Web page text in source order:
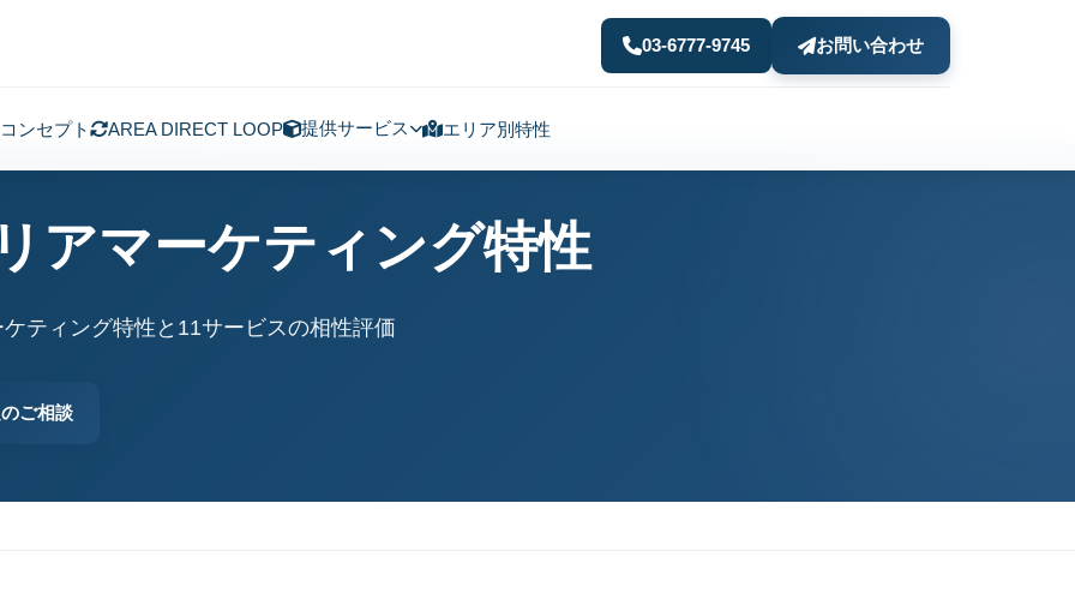
03-6777-9745 お問い合わせ
コンセプト AREA DIRECT LOOP 提供サービス エリア別特性
アマーケティング特性
ティング特性と11サービスの相性評価
ご相談